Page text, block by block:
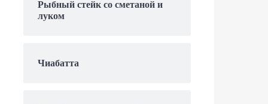
Рыбный стейк со сметаной и
луком
Чиабатта